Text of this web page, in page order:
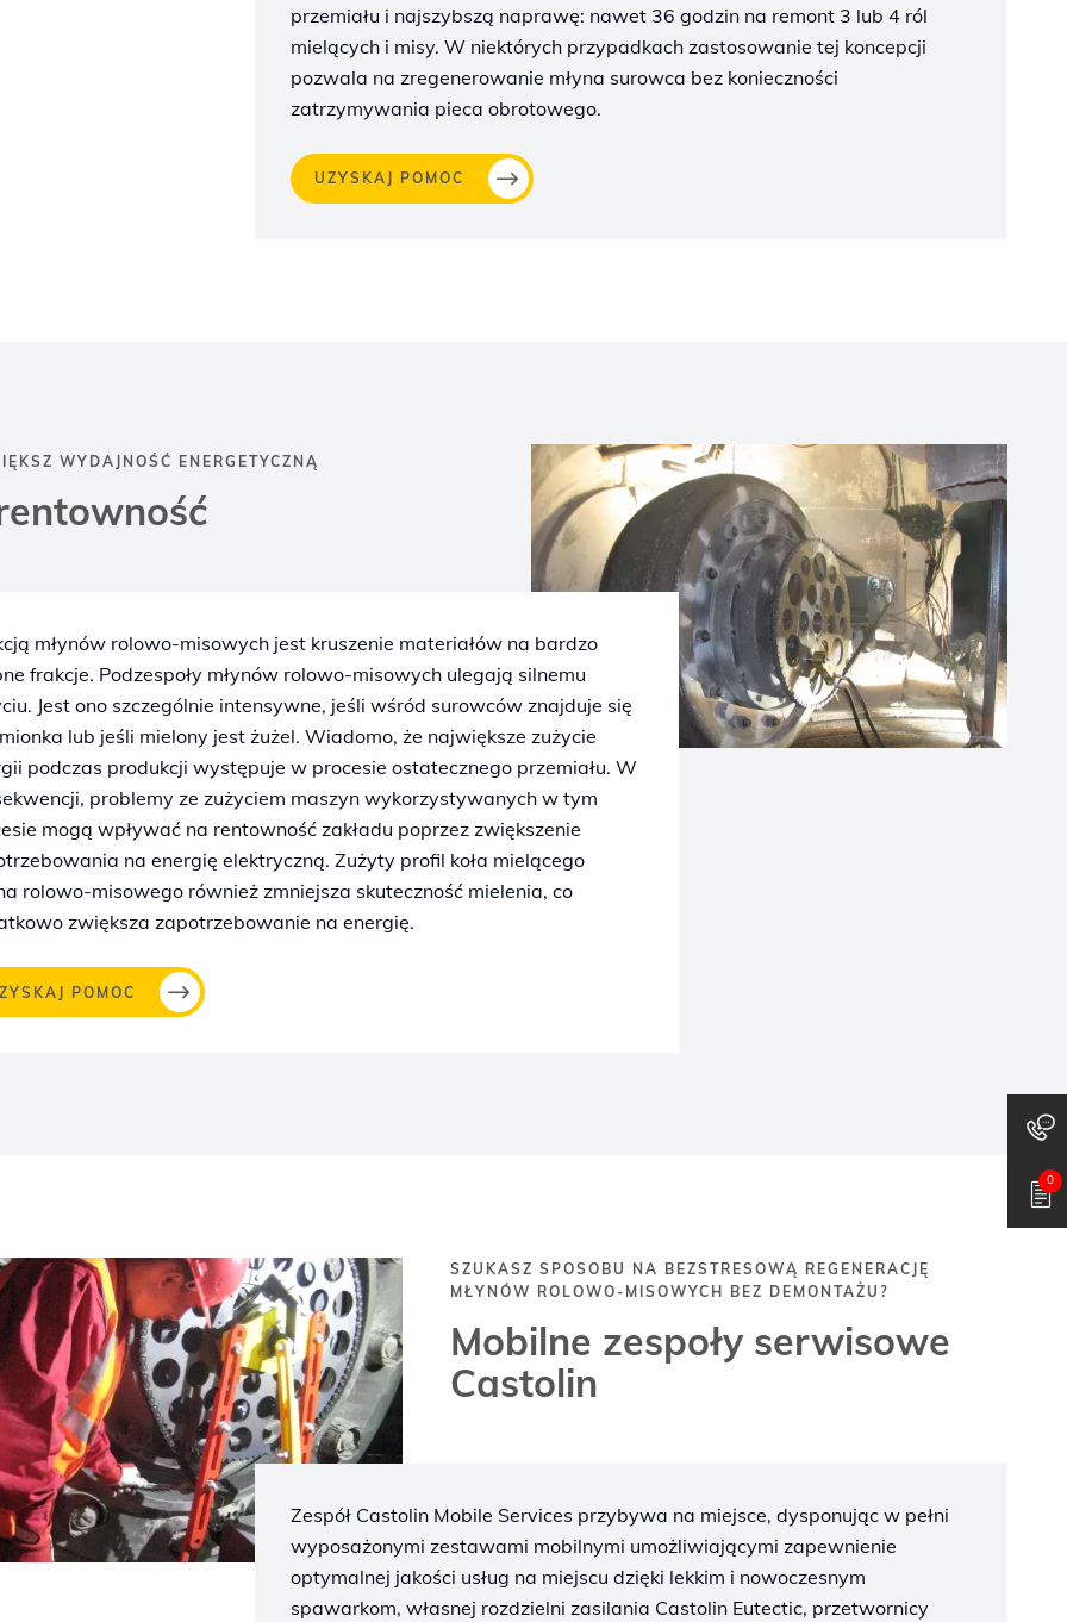
0
przemiału i najszybszą naprawę: nawet 36 godzin na remont 3 lub 4 ról
mielących i misy. W niektórych przypadkach zastosowanie tej koncepcji
pozwala na zregenerowanie młyna surowca bez konieczności
zatrzymywania pieca obrotowego.
UZYSKAJ POMOC
WYDAJNOŚĆ ENERGETYCZNĄ
młynów rolowo-misowych jest kruszenie materiałów na bardzo
frakcje. Podzespoły młynów rolowo-misowych ulegają silnemu
Jest ono szczególnie intensywne, jeśli wśród surowców znajduje się
lub jeśli mielony jest żużel. Wiadomo, że największe zużycie
podczas produkcji występuje w procesie ostatecznego przemiału. W
problemy ze zużyciem maszyn wykorzystywanych w tym
mogą wpływać na rentowność zakładu poprzez zwiększenie
na energię elektryczną. Zużyty profil koła mielącego
rolowo-misowego również zmniejsza skuteczność mielenia, co
zwiększa zapotrzebowanie na energię.
POMOC
SZUKASZ SPOSOBU NA BEZSTRESOWĄ REGENERACJĘ
MŁYNÓW ROLOWO-MISOWYCH BEZ DEMONTAŻU?
Mobilne zespoły serwisowe
Castolin
Zespół Castolin Mobile Services przybywa na miejsce, dysponując w pełni
wyposażonymi zestawami mobilnymi umożliwiającymi zapewnienie
optymalnej jakości usług na miejscu dzięki lekkim i nowoczesnym
spawarkom, własnej rozdzielni zasilania Castolin Eutectic, przetwornicy